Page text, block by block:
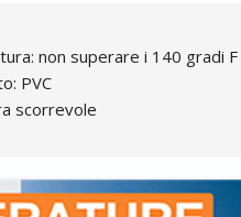
non superare i 140 gradi
PVC
scorrevole